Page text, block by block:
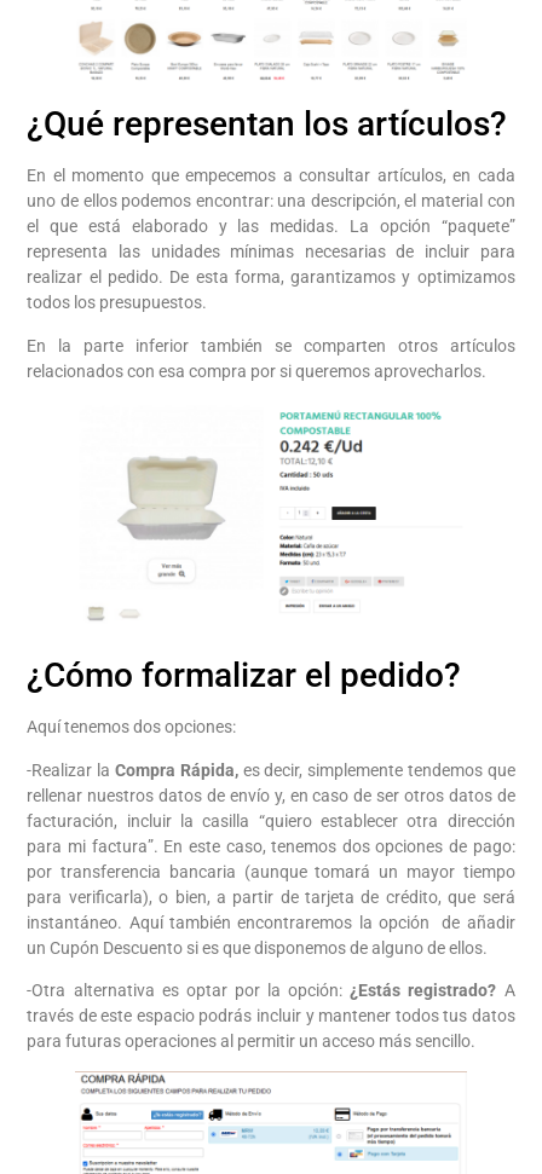
¿Qué representan los artículos?
En el momento que empecemos a consultar artículos, en cada
uno de ellos podemos encontrar: una descripción, el material con
el que está elaborado y las medidas. La opción “paquete”
representa las unidades mínimas necesarias de incluir para
realizar el pedido. De esta forma, garantizamos y optimizamos
todos los presupuestos.
En la parte inferior también se comparten otros artículos
relacionados con esa compra por si queremos aprovecharlos.
¿Cómo formalizar el pedido?
Aquí tenemos dos opciones:
-Realizar la Compra Rápida,es decir, simplemente tendemos que
rellenar nuestros datos de envío y, en caso de ser otros datos de
facturación, incluir la casilla “quiero establecer otra dirección
para mi factura”. En este caso, tenemos dos opciones de pago:
por transferencia bancaria (aunque tomará un mayor tiempo
para verificarla), o bien, a partir de tarjeta de crédito, que será
instantáneo. Aquí también encontraremos la opción de añadir
un Cupón Descuento si es que disponemos de alguno de ellos.
-Otra alternativa es optar por la opción: ¿Estás registrado? A
través de este espacio podrás incluir y mantener todos tus datos
para futuras operaciones al permitir un acceso más sencillo.